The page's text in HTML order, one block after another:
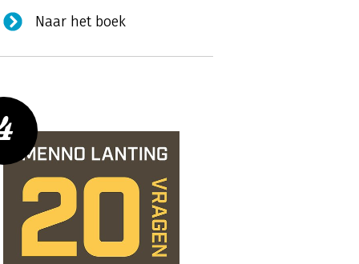
Naar het boek